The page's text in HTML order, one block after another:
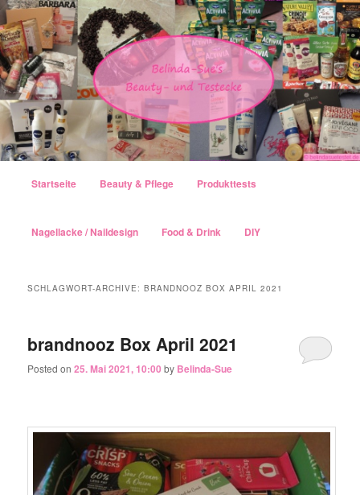
Zum Inhalt wechseln
Zum sekundären Inhalt wechseln
Startseite Beauty & Pflege Produkttests
Nagellacke / Naildesign Food & Drink DIY
SCHLAGWORT-ARCHIVE:BRANDNOOZ BOX APRIL 2021
brandnooz Box April 2021
Posted on25. Mai 2021, 10:00 by Belinda-Sue